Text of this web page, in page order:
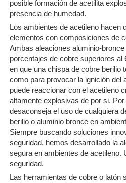
posible formación de acetilita
presencia de humedad.
Los ambientes de acetileno hacen
elementos con composiciones de
Ambas aleaciones aluminio-
porcentajes de cobre superiores al
en que una chispa de cobre berilio
como para provocar la ignición del
puede reaccionar con el acetileno
altamente explosivas de por si.
desaconseja el uso de cualquiera
berilio o aluminio bronce en
Siempre buscando soluciones
seguridad, hemos desarrollado la
segura en ambientes de acetileno.
seguridad.
Las herramientas de cobre o latón